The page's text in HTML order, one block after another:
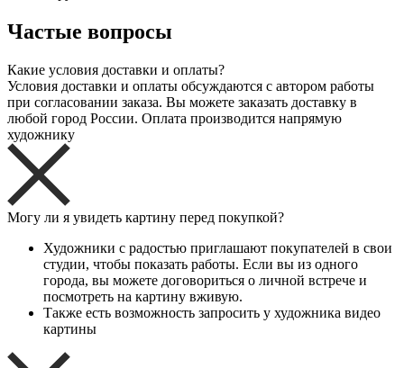
Частые вопросы
Какие условия доставки и оплаты?
Условия доставки и оплаты обсуждаются с автором работы
при согласовании заказа. Вы можете заказать доставку в
любой город России. Оплата производится напрямую
художнику
Могу ли я увидеть картину перед покупкой?
Художники с радостью приглашают покупателей в свои
студии, чтобы показать работы. Если вы из одного
города, вы можете договориться о личной встрече и
посмотреть на картину вживую.
Также есть возможность запросить у художника видео
картины